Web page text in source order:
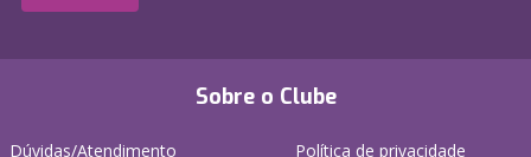
Sobre o Clube
Dúvidas/Atendimento
Política de privacidade